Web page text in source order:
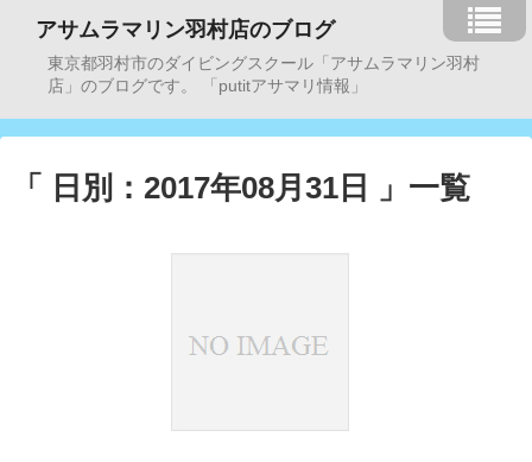
アサムラマリン羽村店のブログ
東京都羽村市のダイビングスクール「アサムラマリン羽村
店」のブログです。 「putitアサマリ情報」
「 日別：2017年08月31日 」一覧